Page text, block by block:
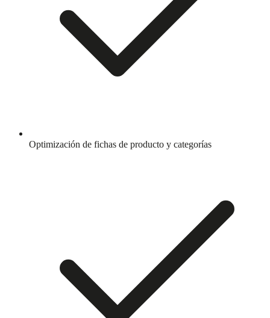
Optimización de fichas de producto y categorías